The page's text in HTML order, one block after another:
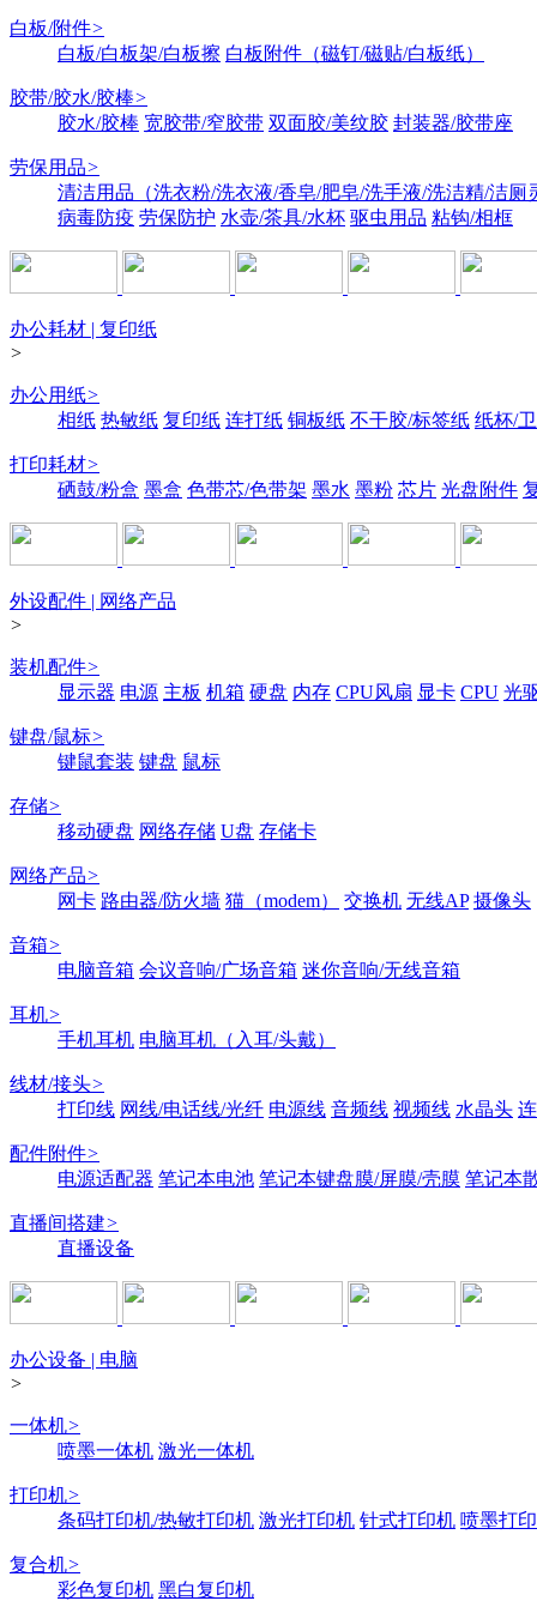
白板/附件>
白板/白板架/白板擦 白板附件（磁钉/磁贴/白板纸）
胶带/胶水/胶棒>
胶水/胶棒 宽胶带/窄胶带 双面胶/美纹胶 封装器/胶带座
劳保用品>
清洁用品（洗衣粉/洗衣液/香皂/肥皂/洗手液/洗洁精/洁厕
病毒防疫 劳保防护 水壶/茶具/水杯 驱虫用品 粘钩/相框
办公耗材 | 复印纸
>
办公用纸>
相纸 热敏纸 复印纸 连打纸 铜板纸 不干胶/标签纸 纸杯/
打印耗材>
硒鼓/粉盒 墨盒 色带芯/色带架 墨水 墨粉 芯片 光盘附件
外设配件 | 网络产品
>
装机配件>
显示器 电源 主板 机箱 硬盘 内存 CPU风扇 显卡 CPU 光
键盘/鼠标>
键鼠套装 键盘 鼠标
存储>
移动硬盘 网络存储 U盘 存储卡
网络产品>
网卡 路由器/防火墙 猫（modem） 交换机 无线AP 摄像头
音箱>
电脑音箱 会议音响/广场音箱 迷你音响/无线音箱
耳机>
手机耳机 电脑耳机（入耳/头戴）
线材/接头>
打印线 网线/电话线/光纤 电源线 音频线 视频线 水晶头
配件附件>
电源适配器 笔记本电池 笔记本键盘膜/屏膜/壳膜 笔记本
直播间搭建>
直播设备
办公设备 | 电脑
>
一体机>
喷墨一体机 激光一体机
打印机>
条码打印机/热敏打印机 激光打印机 针式打印机 喷墨打
复合机>
彩色复印机 黑白复印机